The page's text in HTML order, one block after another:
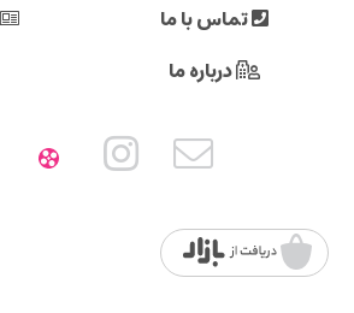
تماس با ما
درباره ما